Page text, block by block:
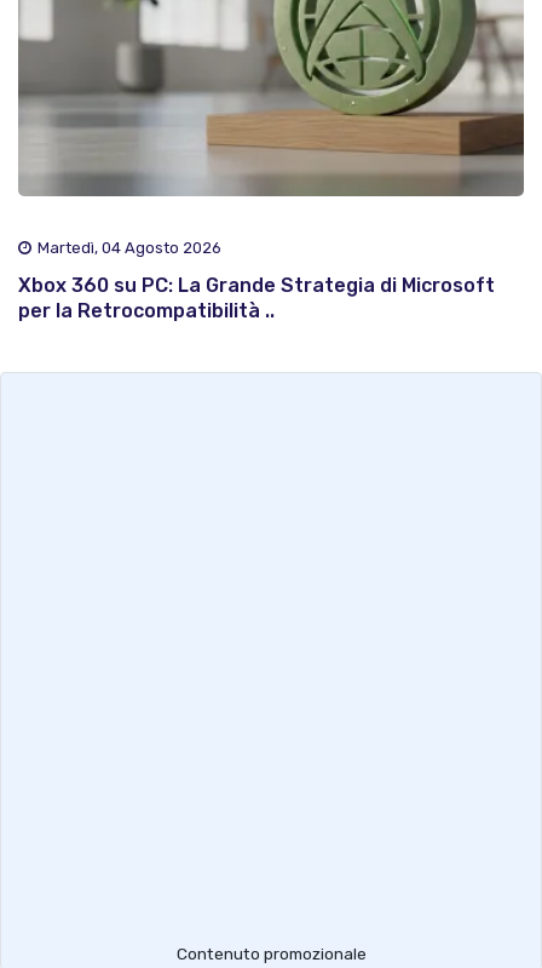
Martedì, 04 Agosto 2026
Xbox 360 su PC: La Grande Strategia di Microsoft
per la Retrocompatibilità ..
Contenuto promozionale